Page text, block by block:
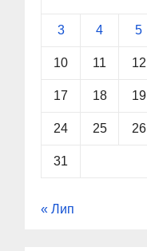
3 4 5
10 11 12
17 18 19
24 25 26
31
« Лип